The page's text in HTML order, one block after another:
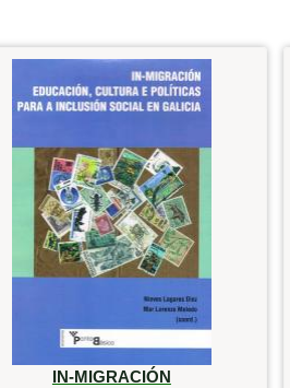
IN-MIGRACIÓN